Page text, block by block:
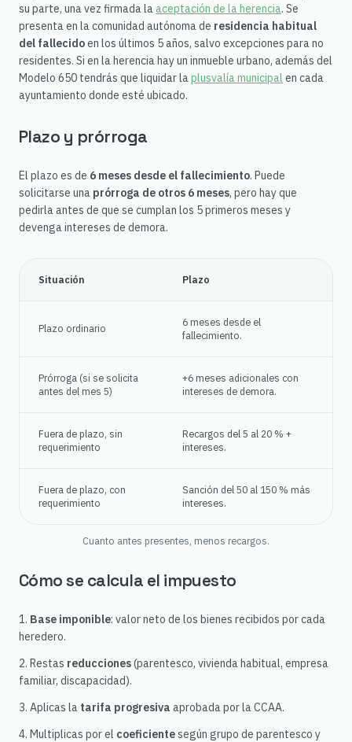
su parte, una vez firmada laaceptación de la herencia. Se
presenta en la comunidad autónoma de residencia habitual
del fallecidoen los últimos 5 años, salvo excepciones para no
residentes. Si en la herencia hay un inmueble urbano, además del
Modelo 650 tendrás que liquidar laplusvalía municipal en cada
ayuntamiento donde esté ubicado.
Plazo y prórroga
El plazo es de 6 meses desde el fallecimiento. Puede
solicitarse una prórroga de otros 6 meses, pero hay que
pedirla antes de que se cumplan los 5 primeros meses y
devenga intereses de demora.
Situación Plazo
Plazo ordinario
6 meses desde el
fallecimiento.
Prórroga (si se solicita
antes del mes 5)
+6 meses adicionales con
intereses de demora.
Fuera de plazo, sin
requerimiento
Recargos del 5 al 20 % +
intereses.
Fuera de plazo, con
requerimiento
Sanción del 50 al 150 % más
intereses.
Cuanto antes presentes, menos recargos.
Cómo se calcula el impuesto
Base imponible: valor neto de los bienes recibidos por cada
heredero.
Restas reducciones(parentesco, vivienda habitual, empresa
familiar, discapacidad).
Aplicas la tarifa progresiva aprobada por la CCAA.
Multiplicas por el coeficientesegún grupo de parentesco y